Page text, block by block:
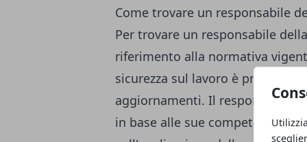
Come trovare un responsabile
Per trovare un responsabile
riferimento alla normativa
sicurezza sul lavoro è prevista
aggiornamenti. Il responsabile
in base alle sue competenze e